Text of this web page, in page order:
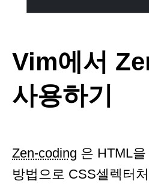
Vim에서
사용하기
Zen-coding 은 HTML
방법으로 CSS셀렉터